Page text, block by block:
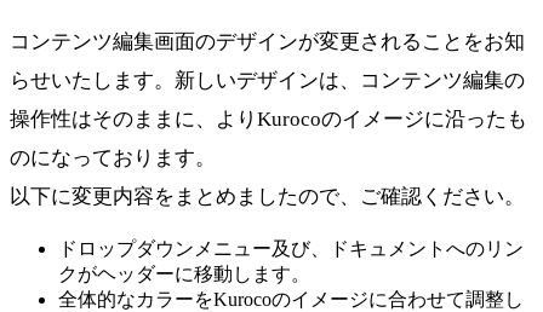
コンテンツ編集画面のデザインが変更されることをお知
らせいたします。新しいデザインは、コンテンツ編集の
操作性はそのままに、よりKurocoのイメージに沿ったも
のになっております。
以下に変更内容をまとめましたので、ご確認ください。
ドロップダウンメニュー及び、ドキュメントへのリン
クがヘッダーに移動します。
全体的なカラーをKurocoのイメージに合わせて調整し